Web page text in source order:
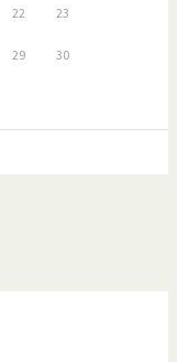
22 23
29 30